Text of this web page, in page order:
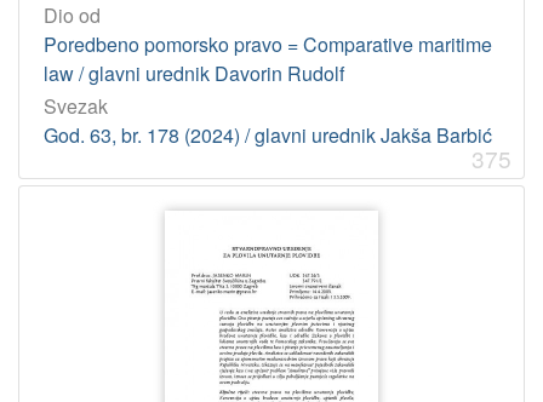
Dio od
Poredbeno pomorsko pravo = Comparative maritime
law / glavni urednik Davorin Rudolf
Svezak
God. 63, br. 178 (2024) / glavni urednik Jakša Barbić
375